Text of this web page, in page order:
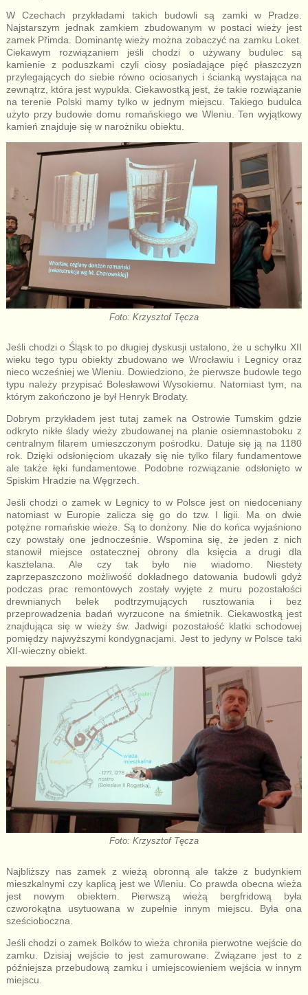
W Czechach przykładami takich budowli są zamki w Pradze.
Najstarszym jednak zamkiem zbudowanym w postaci wieży jest
zamek Přimda. Dominantę wieży można zobaczyć na zamku Loket.
Ciekawym rozwiązaniem jeśli chodzi o używany budulec są
kamienie z poduszkami czyli ciosy posiadające pięć płaszczyzn
przylegających do siebie równo ociosanych i ścianką wystająca na
zewnątrz, która jest wypukła. Ciekawostką jest, że takie rozwiązanie
na terenie Polski mamy tylko w jednym miejscu. Takiego budulca
użyto przy budowie domu romańskiego we Wleniu. Ten wyjątkowy
kamień znajduje się w narożniku obiektu.
Foto: Krzysztof Tęcza
Jeśli chodzi o Śląsk to po długiej dyskusji ustalono, że u schyłku XII
wieku tego typu obiekty zbudowano we Wrocławiu i Legnicy oraz
nieco wcześniej we Wleniu. Dowiedziono, że pierwsze budowle tego
typu należy przypisać Bolesławowi Wysokiemu. Natomiast tym, na
którym zakończono je był Henryk Brodaty.
Dobrym przykładem jest tutaj zamek na Ostrowie Tumskim gdzie
odkryto nikłe ślady wieży zbudowanej na planie osiemnastoboku z
centralnym filarem umieszczonym pośrodku. Datuje się ją na 1180
rok. Dzięki odsłonięciom ukazały się nie tylko filary fundamentowe
ale także łęki fundamentowe. Podobne rozwiązanie odsłonięto w
Spiskim Hradzie na Węgrzech.
Jeśli chodzi o zamek w Legnicy to w Polsce jest on niedoceniany
natomiast w Europie zalicza się go do tzw. I ligii. Ma on dwie
potężne romańskie wieże. Są to donżony. Nie do końca wyjaśniono
czy powstały one jednocześnie. Wspomina się, że jeden z nich
stanowił miejsce ostatecznej obrony dla księcia a drugi dla
kasztelana. Ale czy tak było nie wiadomo. Niestety
zaprzepaszczono możliwość dokładnego datowania budowli gdyż
podczas prac remontowych zostały wyjęte z muru pozostałości
drewnianych belek podtrzymujących rusztowania i bez
przeprowadzenia badań wyrzucone na śmietnik. Ciekawostką jest
znajdująca się w wieży św. Jadwigi pozostałość klatki schodowej
pomiędzy najwyższymi kondygnacjami. Jest to jedyny w Polsce taki
XII-wieczny obiekt.
Foto: Krzysztof Tęcza
Najbliższy nas zamek z wieżą obronną ale także z budynkiem
mieszkalnymi czy kaplicą jest we Wleniu. Co prawda obecna wieża
jest nowym obiektem. Pierwszą wieżą bergfridową była
czworokątna usytuowana w zupełnie innym miejscu. Była ona
sześcioboczna.
Jeśli chodzi o zamek Bolków to wieża chroniła pierwotne wejście do
zamku. Dzisiaj wejście to jest zamurowane. Związane jest to z
późniejsza przebudową zamku i umiejscowieniem wejścia w innym
miejscu.